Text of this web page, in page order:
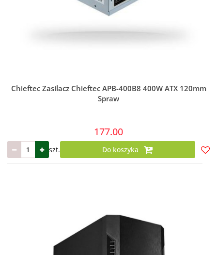
Chieftec Zasilacz Chieftec APB-400B8 400W ATX 120mm
Spraw
177.00
szt. Do koszyka